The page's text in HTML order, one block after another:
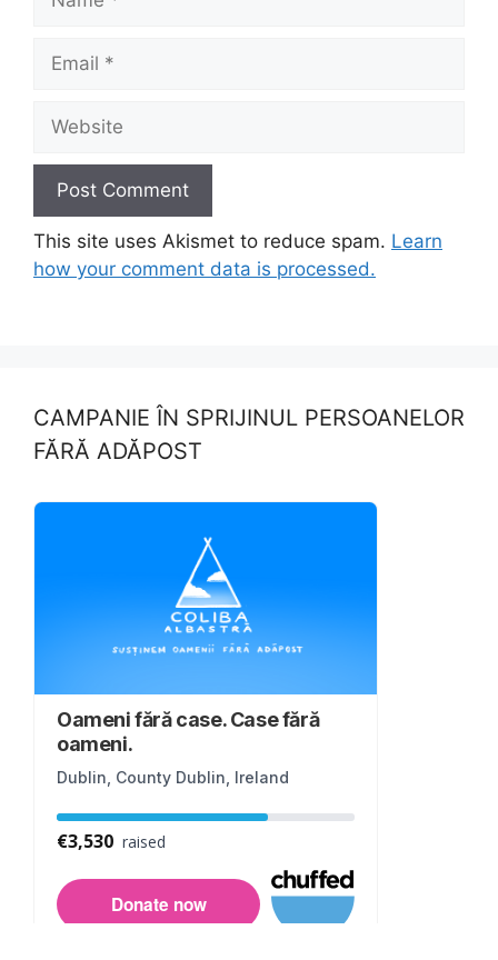
Email
Website
This site uses Akismet to reduce spam. Learn
how your comment data is processed.
CAMPANIE ÎN SPRIJINUL PERSOANELOR
FĂRĂ ADĂPOST